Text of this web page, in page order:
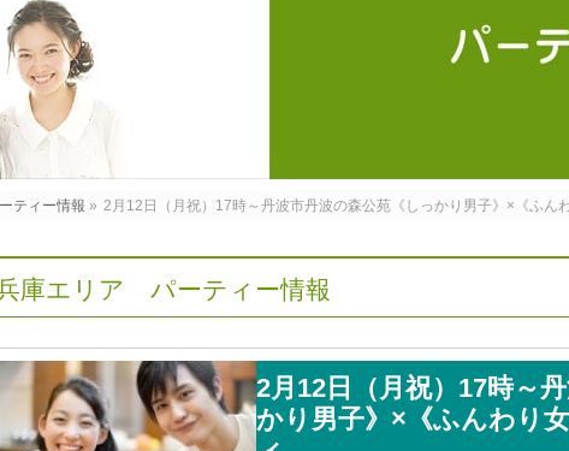
ティー情報 » 2月12日（月祝）17時～丹波市丹波の森公苑《しっかり男子》×《ふん
庫エリア パーティー情報
2月12日（月祝）17時～
かり男子》×《ふんわり